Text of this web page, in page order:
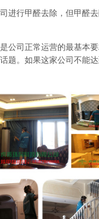
行甲醛去除，但甲醛
公司正常运营的最基本
题。如果这家公司不能